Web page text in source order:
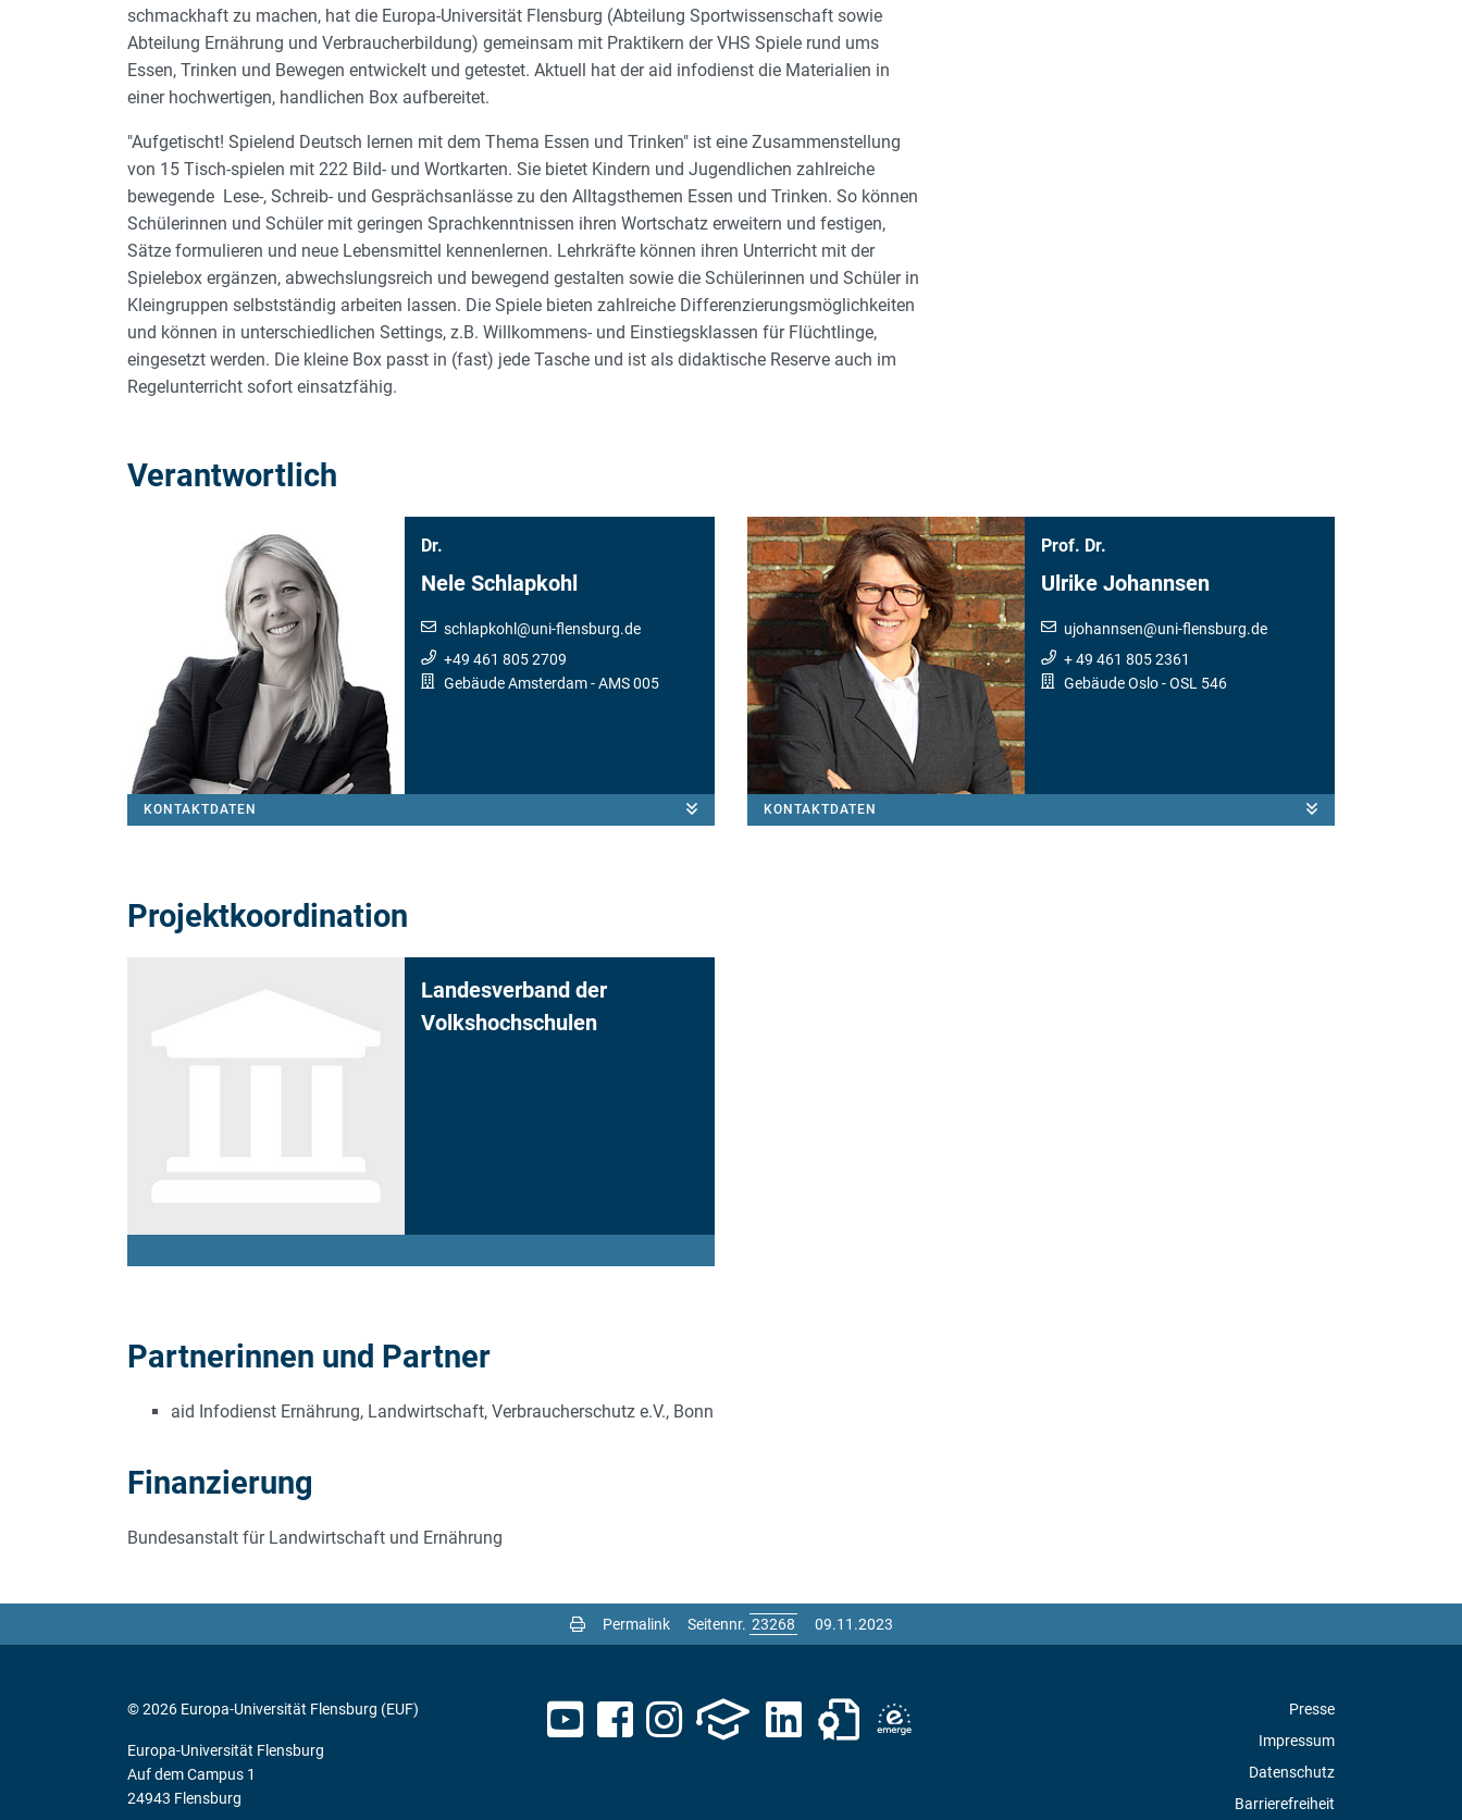
schmackhaft zu machen, hat die Europa-Universität Flensburg (Abteilung Sportwissenschaft sowie
Abteilung Ernährung und Verbraucherbildung) gemeinsam mit Praktikern der VHS Spiele rund ums
Essen, Trinken und Bewegen entwickelt und getestet. Aktuell hat der aid infodienst die Materialien in
einer hochwertigen, handlichen Box aufbereitet.
"Aufgetischt! Spielend Deutsch lernen mit dem Thema Essen und Trinken" ist eine Zusammenstellung
von 15 Tisch-spielen mit 222 Bild- und Wortkarten. Sie bietet Kindern und Jugendlichen zahlreiche
bewegende Lese-, Schreib- und Gesprächsanlässe zu den Alltagsthemen Essen und Trinken. So können
Schülerinnen und Schüler mit geringen Sprachkenntnissen ihren Wortschatz erweitern und festigen,
Sätze formulieren und neue Lebensmittel kennenlernen. Lehrkräfte können ihren Unterricht mit der
Spielebox ergänzen, abwechslungsreich und bewegend gestalten sowie die Schülerinnen und Schüler in
Kleingruppen selbstständig arbeiten lassen. Die Spiele bieten zahlreiche Differenzierungsmöglichkeiten
und können in unterschiedlichen Settings, z.B. Willkommens- und Einstiegsklassen für Flüchtlinge,
eingesetzt werden. Die kleine Box passt in (fast) jede Tasche und ist als didaktische Reserve auch im
Regelunterricht sofort einsatzfähig.
Verantwortlich
Dr.
Nele Schlapkohl
schlapkohl @uni-flensburg.de
+49 461 805 2709
Gebäude Amsterdam- AMS 005
KONTAKTDATEN
Prof. Dr.
Ulrike Johannsen
ujohannsen@uni-flensburg.de
+ 49 461 805 2361
Gebäude Oslo- OSL 546
KONTAKTDATEN
Projektkoordination
Landesverband der
Volkshochschulen
Partnerinnen und Partner
aid Infodienst Ernährung, Landwirtschaft, Verbraucherschutz e.V., Bonn
Finanzierung
Bundesanstalt für Landwirtschaft und Ernährung
Permalink Seitennr. 09.11.2023
Presse
Impressum
Datenschutz
Barrierefreiheit
© 2026 Europa-Universität Flensburg (EUF)
Europa-Universität Flensburg
Auf dem Campus 1
24943 Flensburg